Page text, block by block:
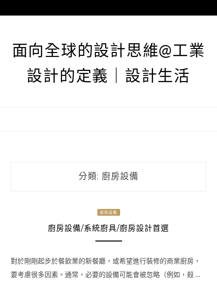
至
面向全球的設計思維@工業
設計的定義｜設計生活
分類: 廚房設備
廚房設備
廚房設備/系統廚具/廚房設計首選
對於剛剛起步於餐飲業的新餐廳，或希望進行裝修的商業廚房，
要考慮很多因素。通常，必要的設備可能會被忽略（例如，殺 …